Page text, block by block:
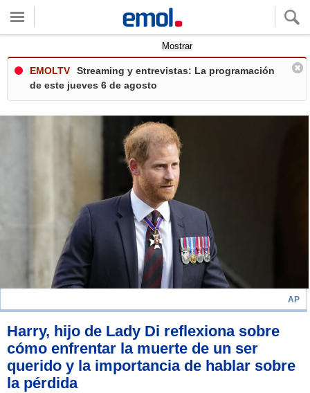
Mostrar
EMOLTV
Streaming y entrevistas: La programación
de este jueves 6 de agosto
AP
Harry, hijo de Lady Di reflexiona sobre
cómo enfrentar la muerte de un ser
querido y la importancia de hablar sobre
la pérdida